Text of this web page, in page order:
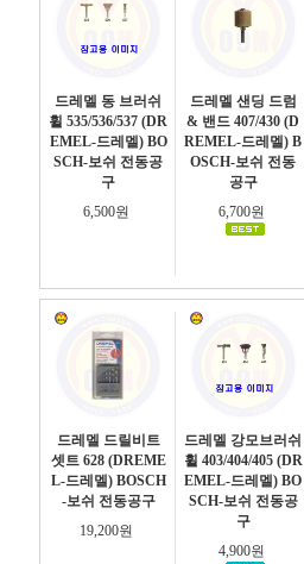
드레멜 동 브러쉬
휠 535/536/537 (DR
EMEL-드레멜) BO
SCH-보쉬 전동공
구
6,500원
드레멜 샌딩 드럼
& 밴드 407/430 (D
REMEL-드레멜) B
OSCH-보쉬 전동
공구
6,700원
드레멜 드릴비트
셋트 628 (DREME
L-드레멜) BOSCH
-보쉬 전동공구
19,200원
드레멜 강모브러쉬
휠 403/404/405 (DR
EMEL-드레멜) BO
SCH-보쉬 전동공
구
4,900원